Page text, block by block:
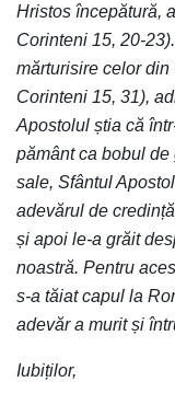
Hristos începătură,
Corinteni 15, 20-
mărturisire celor din
Corinteni 15, 31),
Apostolul știa că
pământ ca bobul
sale, Sfântul
adevărul de
și apoi le-a grăit
noastră. Pentru
s-a tăiat capul la
adevăr a murit și
Iubiților,